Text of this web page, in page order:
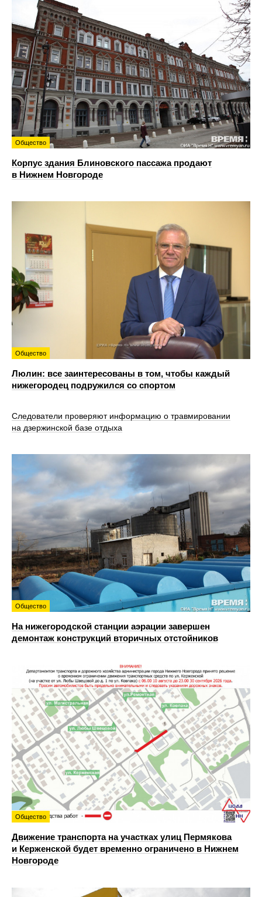
Общество
Корпус здания Блиновского пассажа продают
в Нижнем Новгороде
Общество
Люлин: все заинтересованы в том, чтобы каждый
нижегородец подружился со спортом
Следователи проверяют информацию о травмировании
на дзержинской базе отдыха
Общество
На нижегородской станции аэрации завершен
демонтаж конструкций вторичных отстойников
Общество
Движение транспорта на участках улиц Пермякова
и Керженской будет временно ограничено в Нижнем
Новгороде